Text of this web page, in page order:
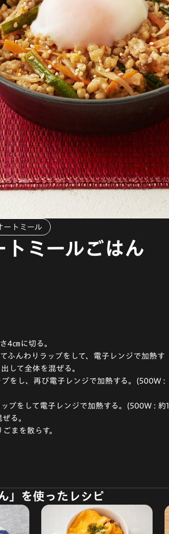
ートミール
トミールごはん
4㎝に切る。
ふんわりラップをして、電子レンジで加熱す
して全体を混ぜる。
をし、再び電子レンジで加熱する。(500W :
プをして電子レンジで加熱する。(500W : 約1
る。
まを散らす。
」を使ったレシピ